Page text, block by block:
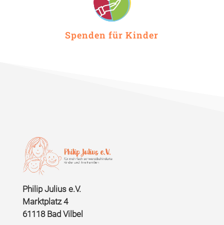
Spenden für Kinder
Philip Julius e.V.
Marktplatz 4
61118 Bad Vilbel